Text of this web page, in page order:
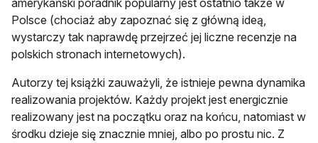
amerykański poradnik popularny jest ostatnio także w
Polsce (chociaż aby zapoznać się z główną ideą,
wystarczy tak naprawdę przejrzeć jej liczne recenzje na
polskich stronach internetowych).
Autorzy tej książki zauważyli, że istnieje pewna dynamika
realizowania projektów. Każdy projekt jest energicznie
realizowany jest na początku oraz na końcu, natomiast w
środku dzieje się znacznie mniej, albo po prostu nic. Z